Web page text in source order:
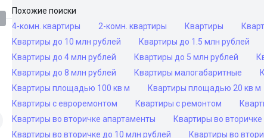
Похожие поиски
4-комн. квартиры
2-комн. квартиры Квартиры
Квартиры до 10 млн рублей
Квартиры до 1.5 млн рублей
Квартиры до 4 млн рублей
Квартиры до 5 млн рублей
Квартиры до 8 млн рублей
Квартиры малогабаритные
Квартиры площадью 100 кв м
Квартиры площадью 20 кв м
Квартиры с евроремонтом
Квартиры с ремонтом
Квартиры во вторичке апартаменты
Квартиры во
Квартиры во вторичке до 10 млн рублей
Квартиры во